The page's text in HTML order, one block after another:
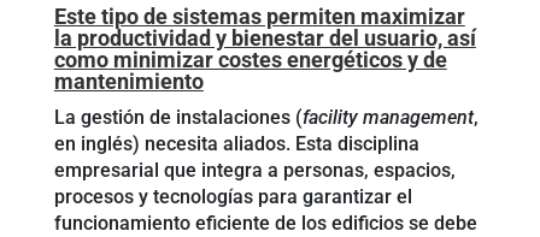
Este tipo de sistemas permiten maximizar
la productividad y bienestar del usuario, así
como minimizar costes energéticos y de
mantenimiento
La gestión de instalaciones (facility management,
en inglés) necesita aliados. Esta disciplina
empresarial que integra a personas, espacios,
procesos y tecnologías para garantizar el
funcionamiento eficiente de los edificios se debe